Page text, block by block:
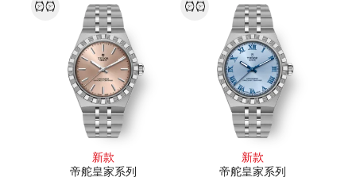
新款
帝舵皇家系列
新款
帝舵皇家系列